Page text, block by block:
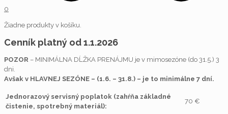
0
Žiadne produkty v košíku.
Cenník platný od 1.1.2026
POZOR – MINIMÁLNA DĹŽKA PRENÁJMU je v mimosezóne (do 31.5.) 3
dni.
Avšak v HLAVNEJ SEZÓNE – (1.6. – 31.8.) – je to minimálne 7 dní.
Jednorazový servisný poplatok (zahŕňa základné
čistenie, spotrebný materiál):
70 €